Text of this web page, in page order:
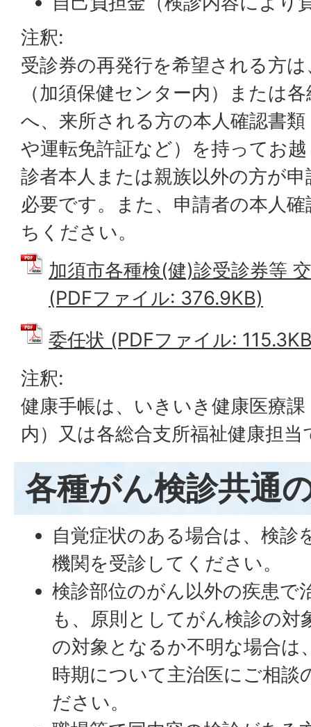
注釈:
受診券の再発行を希望される方
（加須保健センター内）または
へ、来所される方の本人確認書
や運転免許証など）を持ってお
診者本人または親族以外の方が
必要です。また、申請者の本人
ちください。
加須市各種検(健)診受診券等
(PDFファイル: 376.9KB)
委任状 (PDFファイル:
注釈:
健康手帳は、いきいき健康医療
内）又は各総合支所福祉健康担
各種がん検診共通
自覚症状のある場合は、検診
機関を受診してください。
検診部位のがん以外の疾患で
も、原則としてがん検診の対
の対象となるか不明な場合は
時期について主治医にご相談
ださい。